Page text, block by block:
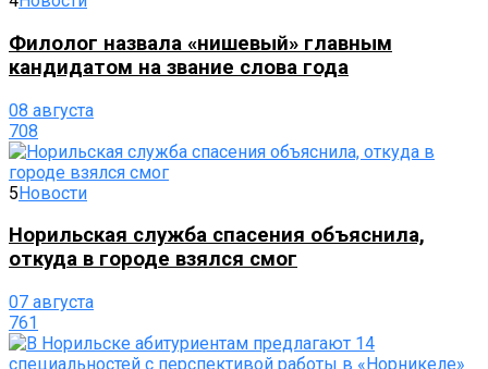
Филолог назвала «нишевый» главным
кандидатом на звание слова года
08 августа
708
5Новости
Норильская служба спасения объяснила,
откуда в городе взялся смог
07 августа
761